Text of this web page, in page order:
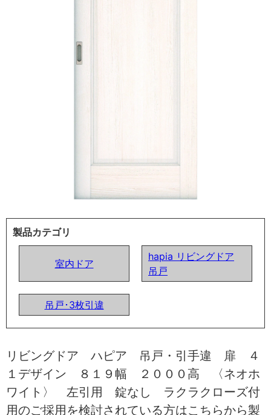
製品カテゴリ
室内ドア
hapia リビングドア
吊戸
吊戸･3枚引違
リビングドア ハピア 吊戸・引手違 扉 ４
１デザイン ８１９幅 ２０００高 〈ネオホ
ワイト〉 左引用 錠なし ラクラクローズ付
用のご採用を検討されている方はこちらから製